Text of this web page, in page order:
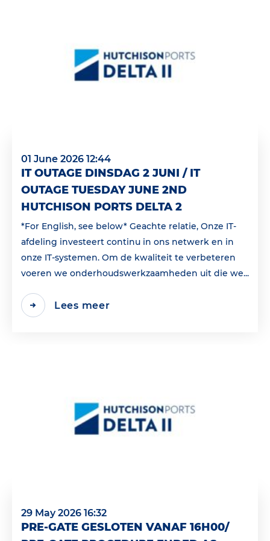
01 June 2026 12:44
IT OUTAGE DINSDAG 2 JUNI / IT
OUTAGE TUESDAY JUNE 2ND
HUTCHISON PORTS DELTA 2
*For English, see below* Geachte relatie, Onze IT-
afdeling investeert continu in ons netwerk en in
onze IT-systemen. Om de kwaliteit te verbeteren
voeren we onderhoudswerkzaamheden uit die we...
Lees meer
29 May 2026 16:32
PRE-GATE GESLOTEN VANAF 16H00/